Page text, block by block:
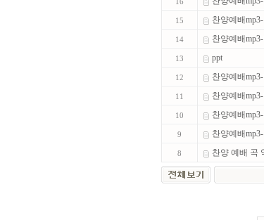
16
15 찬양예배
14 찬양예배
13 ppt
12 찬양예배
11 찬양예배
10 찬양예배
9 찬양예배
8 찬양 예배 곡